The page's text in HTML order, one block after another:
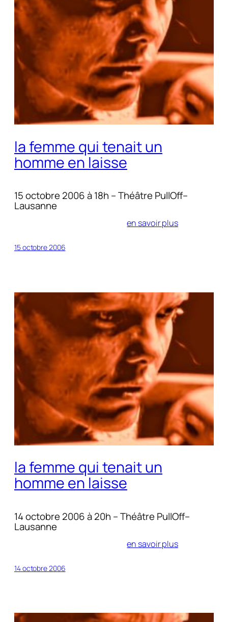
la femme qui tenait un
homme en laisse
15 octobre 2006 à 18h – Théâtre PullOff–
Lausanne
en savoir plus
15 octobre 2006
la femme qui tenait un
homme en laisse
14 octobre 2006 à 20h – Théâtre PullOff–
Lausanne
en savoir plus
14 octobre 2006